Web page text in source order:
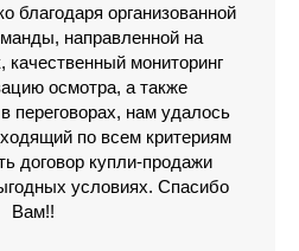
благодаря организованной
направленной на
качественный мониторинг
осмотра, а также
переговорах, нам удалось
по всем критериям
договор купли-продажи
условиях. Спасибо
Вам!!